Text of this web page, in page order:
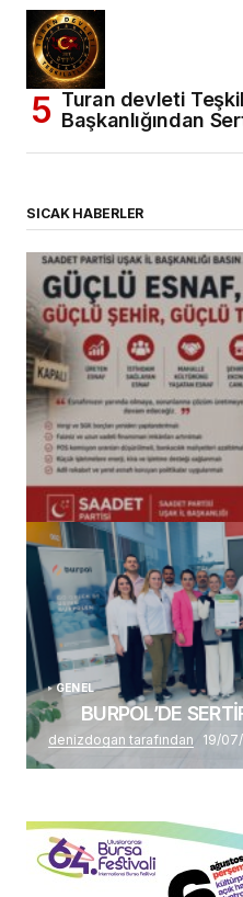
Turan devleti
Başkanlığından
SICAK HABERLER
(başlıksız)
Alaattin Karahan tarafından 14/
GENEL
BURPOL’DE
denizdogan tarafından 19/